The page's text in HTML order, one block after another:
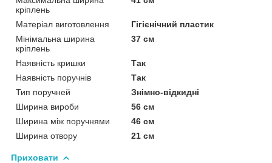
кріплень
Матеріал виготовлення
Гігієнічний пластик
Мінімальна ширина
кріплень
37 см
Наявність кришки
Так
Наявність поручнів
Так
Тип поручней
Знімно-відкидні
Ширина вироби
56 см
Ширина між поручнями
46 см
Ширина отвору
21 см
Приховати